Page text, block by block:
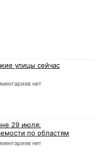
улицы сейчас
нет
29 июля:
по областям
нет